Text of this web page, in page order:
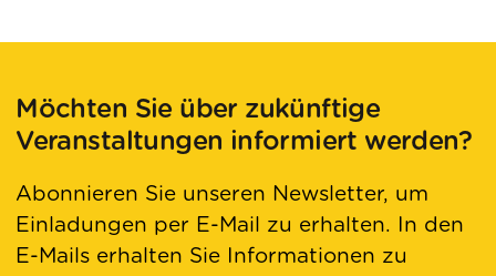
Möchten Sie über zukünftige
Veranstaltungen informiert werden?
Abonnieren Sie unseren Newsletter, um
Einladungen per E-Mail zu erhalten. In den
E-Mails erhalten Sie Informationen zu